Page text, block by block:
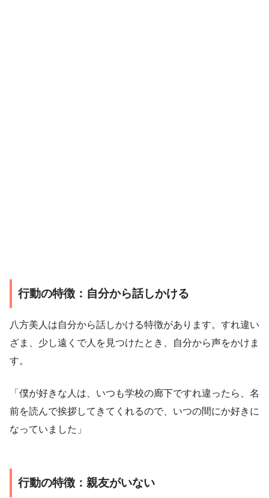
行動の特徴：自分から話しかける
八方美人は自分から話しかける特徴があります。すれ違い
ざま、少し遠くで人を見つけたとき、自分から声をかけま
す。
「僕が好きな人は、いつも学校の廊下ですれ違ったら、名
前を読んで挨拶してきてくれるので、いつの間にか好きに
なっていました」
行動の特徴：親友がいない